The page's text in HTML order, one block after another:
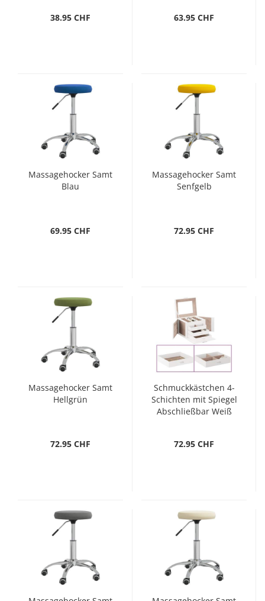
38.95 CHF
63.95 CHF
Massagehocker Samt
Blau
69.95 CHF
Massagehocker Samt
Senfgelb
72.95 CHF
Massagehocker Samt
Hellgrün
72.95 CHF
Schmuckkästchen 4-
Schichten mit Spiegel
Abschließbar Weiß
72.95 CHF